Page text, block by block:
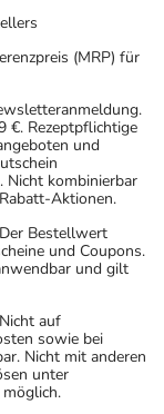
(MRP) für
€. Rezeptpflichtige
und
Nicht kombinierbar
Aktionen.
Bestellwert
und Coupons.
und gilt
auf
sowie bei
Nicht mit anderen
unter